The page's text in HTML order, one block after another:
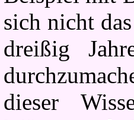
sich nicht
dreißig
dieser